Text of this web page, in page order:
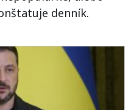
denník.